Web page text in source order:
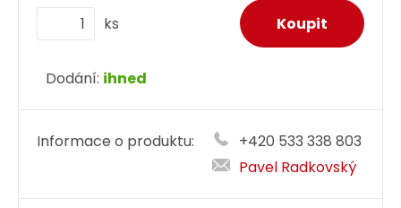
ks
Dodání: ihned
Informace o produktu:
+420 533 338 803
Pavel Radkovský